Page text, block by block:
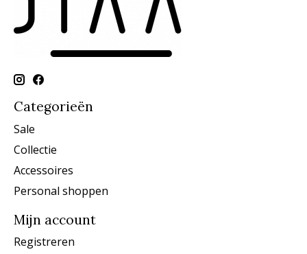
Categorieën
Sale
Collectie
Accessoires
Personal shoppen
Mijn account
Registreren